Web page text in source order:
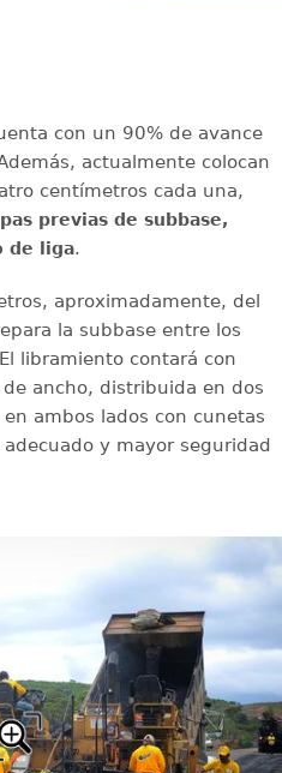
con un 90% de avance
actualmente colocan
centímetros cada una,
previas de subbase,
de liga.
aproximadamente, del
la subbase entre los
libramiento contará con
ancho, distribuida en dos
ambos lados con cunetas
y mayor seguridad